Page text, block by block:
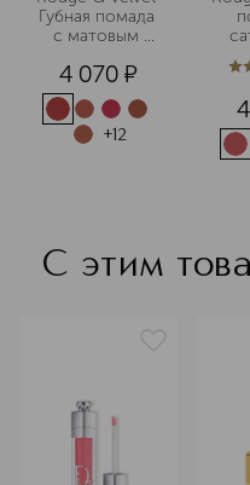
Губная помада
с матовым
(сменный блок)
4 070 ¤
+12
5
С этим